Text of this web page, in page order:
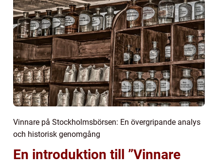
Vinnare på Stockholmsbörsen: En övergripande analys
och historisk genomgång
En introduktion till ”Vinnare